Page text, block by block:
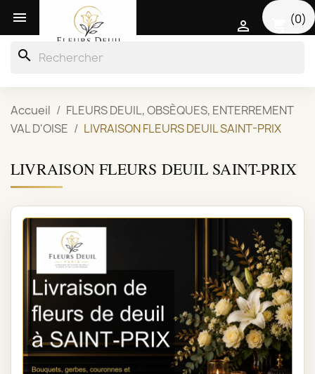
 (0)

search
Accueil
FLEURS DEUIL, OBSÈQUES, ENTERREMENT
VAL D'OISE
LIVRAISON FLEURS DEUIL SAINT-PRIX
LIVRAISON FLEURS DEUIL SAINT-PRIX